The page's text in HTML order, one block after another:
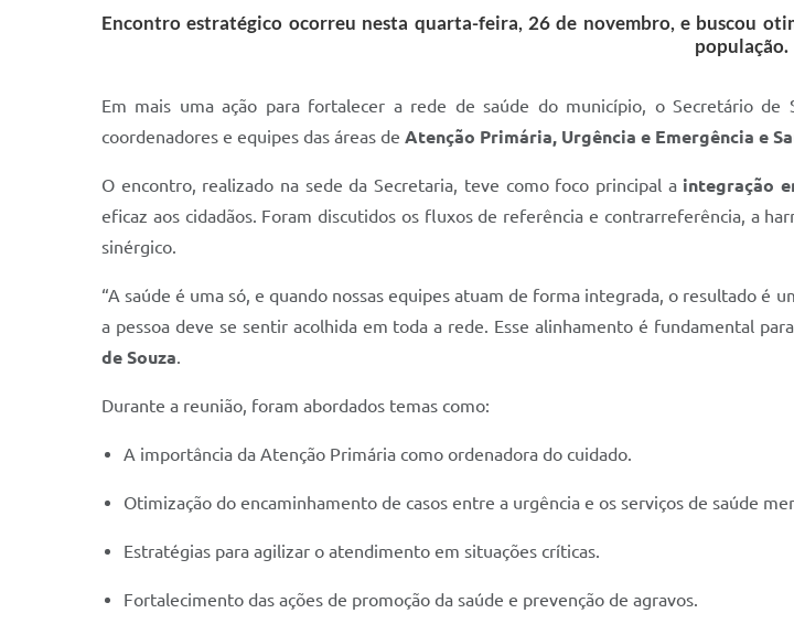
Encontro estratégico ocorreu nesta quarta-feira, 26 de novembro, e buscou
população.
Em mais uma ação para fortalecer a rede de saúde do município, o Secretário de
coordenadores e equipes das áreas de Atenção Primária, Urgência e Emergência e
O encontro, realizado na sede da Secretaria, teve como foco principal a integração
eficaz aos cidadãos. Foram discutidos os fluxos de referência e contrarreferência, a
sinérgico.
“A saúde é uma só, e quando nossas equipes atuam de forma integrada, o resultado é
a pessoa deve se sentir acolhida em toda a rede. Esse alinhamento é fundamental
de Souza.
Durante a reunião, foram abordados temas como:
A importância da Atenção Primária como ordenadora do cuidado.
Otimização do encaminhamento de casos entre a urgência e os serviços de saúde
Estratégias para agilizar o atendimento em situações críticas.
Fortalecimento das ações de promoção da saúde e prevenção de agravos.